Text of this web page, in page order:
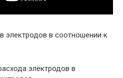
электродов в